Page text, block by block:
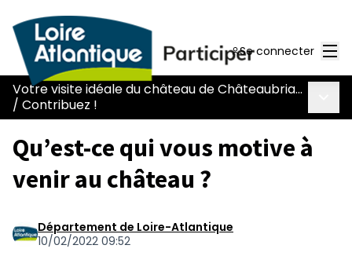
Se connecter
Votre visite idéale du château de Châteaubriant
/ Contribuez !
Qu’est-ce qui vous motive à
venir au château ?
Département de Loire-Atlantique
10/02/2022 09:52